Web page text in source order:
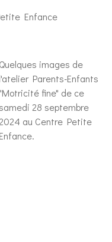
Enfance
Quelques images de
l'atelier Parents-Enfants
"Motricité fine" de ce
28 septembre
2024 au Centre Petite
Enfance.